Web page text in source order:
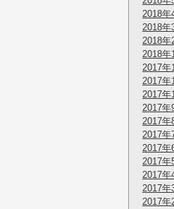
2018年
2018年
2018年
2018年
2017年
2017年
2017年
2017年
2017年
2017年
2017年
2017年
2017年
2017年
2017年